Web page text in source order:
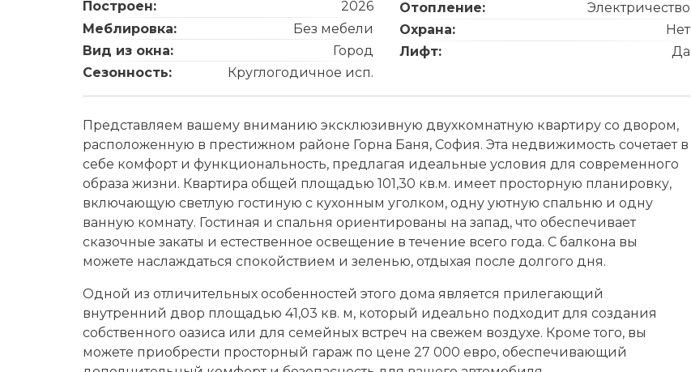
Построен:
2026
Меблировка:
Без мебели
Вид из окна:
Город
Сезонность:
Круглогодичное исп.
Отопление:
Электричество
Охрана:
Нет
Лифт:
Да
Представляем вашему вниманию эксклюзивную двухкомнатную квартиру со двором,
расположенную в престижном районе Горна Баня, София. Эта недвижимость сочетает в
себе комфорт и функциональность, предлагая идеальные условия для современного
образа жизни. Квартира общей площадью 101,30 кв.м. имеет просторную планировку,
включающую светлую гостиную с кухонным уголком, одну уютную спальню и одну
ванную комнату. Гостиная и спальня ориентированы на запад, что обеспечивает
сказочные закаты и естественное освещение в течение всего года. С балкона вы
можете наслаждаться спокойствием и зеленью, отдыхая после долгого дня.
Одной из отличительных особенностей этого дома является прилегающий
внутренний двор площадью 41,03 кв. м, который идеально подходит для создания
собственного оазиса или для семейных встреч на свежем воздухе. Кроме того, вы
можете приобрести просторный гараж по цене 27 000 евро, обеспечивающий